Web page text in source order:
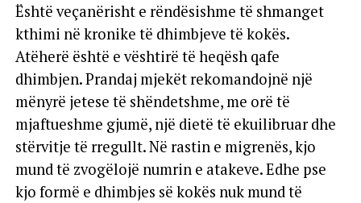
Është veçanërisht e rëndësishme të shmanget
kthimi në kronike të dhimbjeve të kokës.
Atëherë është e vështirë të heqësh qafe
dhimbjen. Prandaj mjekët rekomandojnë një
mënyrë jetese të shëndetshme, me orë të
mjaftueshme gjumë, një dietë të ekuilibruar dhe
stërvitje të rregullt. Në rastin e migrenës, kjo
mund të zvogëlojë numrin e atakeve. Edhe pse
kjo formë e dhimbjes së kokës nuk mund të